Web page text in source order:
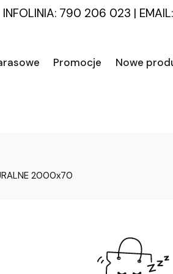
INFOLINIA: 790 206 023 | EMAIL:
Promocje Nowe
2000x70